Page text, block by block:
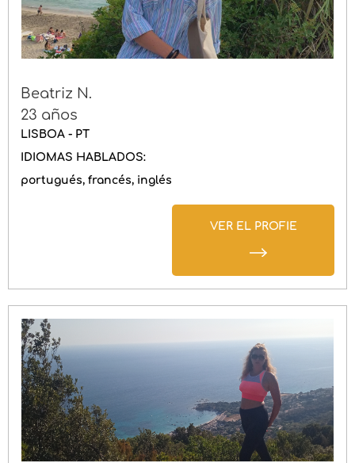
Beatriz N.
23 años
LISBOA - PT
IDIOMAS HABLADOS:
portugués francés inglés